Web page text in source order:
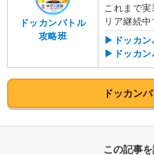
ドッカンバトル
攻略班
これまで
リア継続中
▶ドッカン
▶ドッカン
ドッカン
この記事